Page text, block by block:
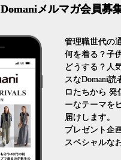
Domaniメルマガ会員募
管理職世代の
何を着る？子
どうする？人
スなDomani読
ロたちから 発
ーなテーマを
届けします。
プレゼント企
スペシャルな